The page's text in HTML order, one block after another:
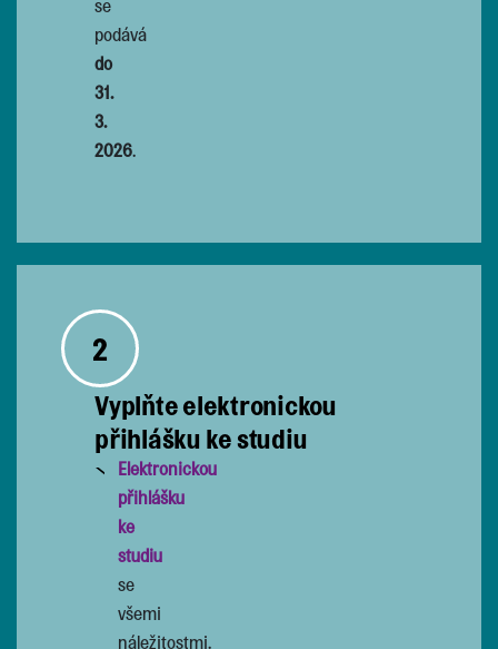
se
podává
do
31.
3.
2026.
2
Vyplňte elektronickou
přihlášku ke studiu
Elektronickou
přihlášku
ke
studiu
se
všemi
náležitostmi.